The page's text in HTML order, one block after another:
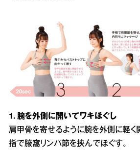
1. 腕を外側に開いてワキほぐし
肩甲骨を寄せるように腕を外側に軽く
指で腋窩リンパ節を挟んでほぐす。